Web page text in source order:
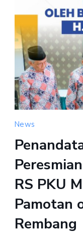
News
RS PKU
Pamotan
Rembang